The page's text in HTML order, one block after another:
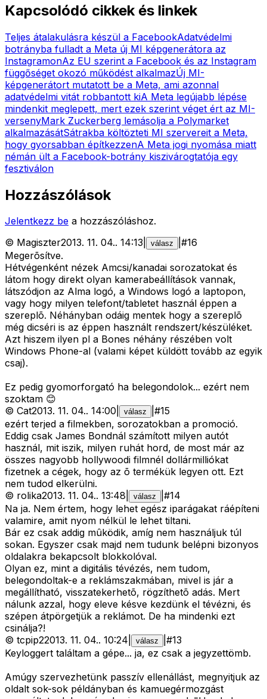
Kapcsolódó cikkek és linkek
Teljes átalakulásra készül a FacebookAdatvédelmi
botrányba fulladt a Meta új MI képgenerátora az
InstagramonAz EU szerint a Facebook és az Instagram
függőséget okozó működést alkalmazÚj MI-
képgenerátort mutatott be a Meta, ami azonnal
adatvédelmi vitát robbantott kiA Meta legújabb lépése
mindenkit meglepett, mert ezek szerint véget ért az MI-
versenyMark Zuckerberg lemásolja a Polymarket
alkalmazásátSátrakba költözteti MI szervereit a Meta,
hogy gyorsabban építkezzenA Meta jogi nyomása miatt
némán ült a Facebook-botrány kiszivárogtatója egy
fesztiválon
Hozzászólások
Jelentkezz be a hozzászóláshoz.
© Magiszter2013. 11. 04.. 14:13 válasz #16
Megerõsítve.
Hétvégenként nézek Amcsi/kanadai sorozatokat és
látom hogy direkt olyan kamerabeállítások vannak,
látszódjon az Alma logó, a Windows logó a laptopon,
vagy hogy milyen telefont/tabletet használ éppen a
szereplõ. Néhányban odáig mentek hogy a szereplõ
még dicséri is az éppen használt rendszert/készüléket.
Azt hiszem ilyen pl a Bones néhány részében volt
Windows Phone-al (valami képet küldött tovább az egyik
csaj).
Ez pedig gyomorforgató ha belegondolok... ezért nem
szoktam 😊
© Cat2013. 11. 04.. 14:00 válasz #15
ezért terjed a filmekben, sorozatokban a promoció.
Eddig csak James Bondnál számított milyen autót
használ, mit iszik, milyen ruhát hord, de most már az
összes nagyobb hollywoodi filmnél dollármilliókat
fizetnek a cégek, hogy az õ termékük legyen ott. Ezt
nem tudod elkerülni.
© rolika2013. 11. 04.. 13:48 válasz #14
Na ja. Nem értem, hogy lehet egész iparágakat ráépíteni
valamire, amit nyom nélkül le lehet tiltani.
Bár ez csak addig mûködik, amíg nem használjuk túl
sokan. Egyszer csak majd nem tudunk belépni bizonyos
oldalakra bekapcsolt blokkolóval.
Olyan ez, mint a digitális tévézés, nem tudom,
belegondoltak-e a reklámszakmában, mivel is jár a
megállítható, visszatekerhetõ, rögzíthetõ adás. Mert
nálunk azzal, hogy eleve késve kezdünk el tévézni, és
szépen átpörgetjük a reklámot. De ha mindenki ezt
csinálja?!
© tcpip22013. 11. 04.. 10:24 válasz #13
Keyloggert találtam a gépe... ja, ez csak a jegyzettömb.
Amúgy szervezhetünk passzív ellenállást, megnyitjuk az
oldalt sok-sok példányban és kamuegérmozgást